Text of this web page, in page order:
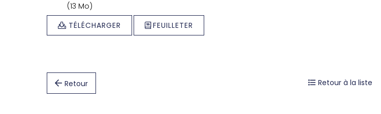
(13 Mo)
TÉLÉCHARGER
FEUILLETER
Retour Retour à la liste